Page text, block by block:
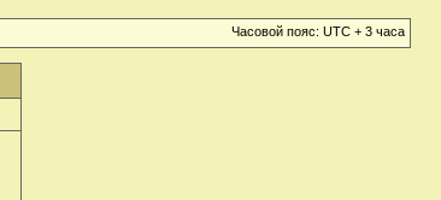
Часовой пояс: UTC + 3 часа